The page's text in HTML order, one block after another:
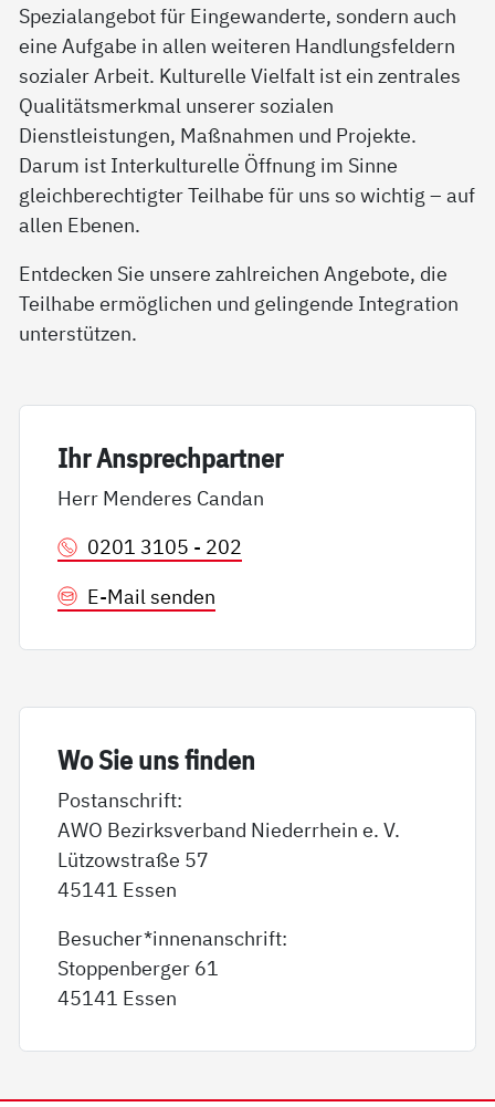
Spezialangebot für Eingewanderte, sondern auch
eine Aufgabe in allen weiteren Handlungsfeldern
sozialer Arbeit. Kulturelle Vielfalt ist ein zentrales
Qualitätsmerkmal unserer sozialen
Dienstleistungen, Maßnahmen und Projekte.
Darum ist Interkulturelle Öffnung im Sinne
gleichberechtigter Teilhabe für uns so wichtig – auf
allen Ebenen.
Entdecken Sie unsere zahlreichen Angebote, die
Teilhabe ermöglichen und gelingende Integration
unterstützen.
Ihr An­sp­rech­part­ner
Herr Menderes Candan
0201 3105 - 202
E-Mail senden
Wo Sie uns fin­den
Postanschrift:
AWO Bezirksverband Niederrhein e. V.
Lützowstraße 57
45141 Essen
Besucher*innenanschrift:
Stoppenberger 61
45141 Essen